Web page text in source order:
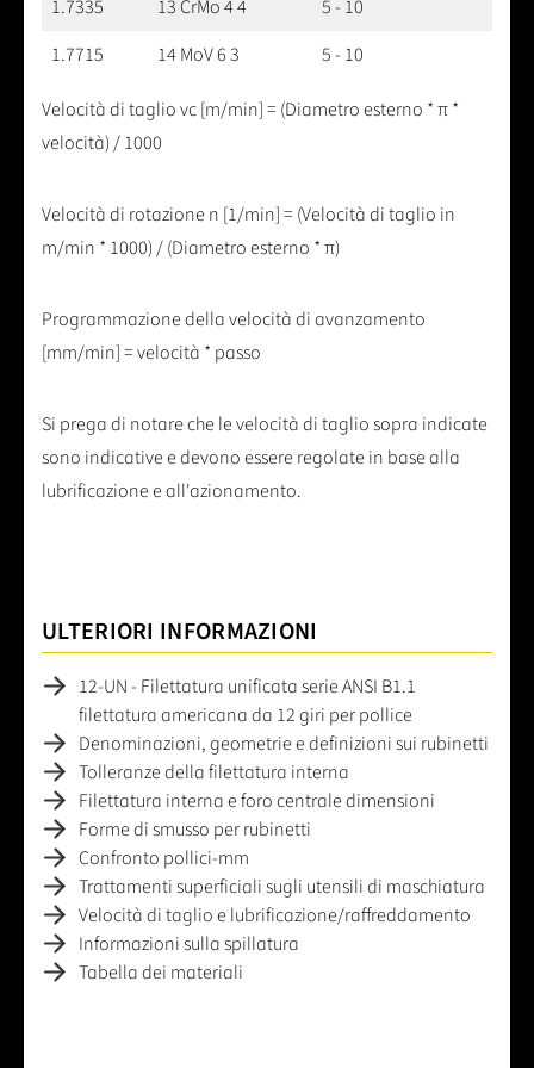
1.7335
13 CrMo 4 4
5 - 10
1.7715
14 MoV 6 3 5 - 10
Velocità di taglio vc [m/min] = (Diametro esterno * π *
velocità) / 1000
Velocità di rotazione n [1/min] = (Velocità di taglio in
m/min * 1000) / (Diametro esterno * π)
Programmazione della velocità di avanzamento
[mm/min] = velocità * passo
Si prega di notare che le velocità di taglio sopra indicate
sono indicative e devono essere regolate in base alla
lubrificazione e all'azionamento.
ULTERIORI INFORMAZIONI
12-UN - Filettatura unificata serie ANSI B1.1
filettatura americana da 12 giri per pollice
Denominazioni, geometrie e definizioni sui rubinetti
Tolleranze della filettatura interna
Filettatura interna e foro centrale dimensioni
Forme di smusso per rubinetti
Confronto pollici-mm
Trattamenti superficiali sugli utensili di maschiatura
Velocità di taglio e lubrificazione/raffreddamento
Informazioni sulla spillatura
Tabella dei materiali